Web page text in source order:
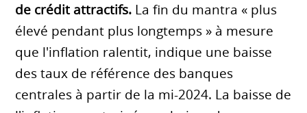
de crédit attractifs. La fin du mantra « plus
élevé pendant plus longtemps » à mesure
que l'inflation ralentit, indique une baisse
des taux de référence des banques
centrales à partir de la mi-2024. La baisse de